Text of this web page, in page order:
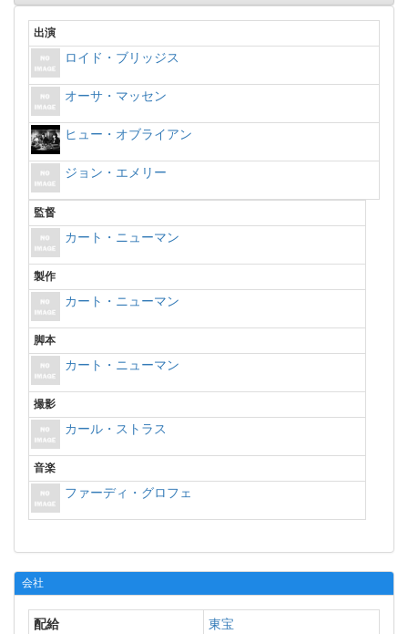
出演
ロイド・ブリッジス
オーサ・マッセン
ヒュー・オブライアン
ジョン・エメリー
監督
カート・ニューマン
製作
カート・ニューマン
脚本
カート・ニューマン
撮影
カール・ストラス
音楽
ファーディ・グロフェ
会社
配給 東宝